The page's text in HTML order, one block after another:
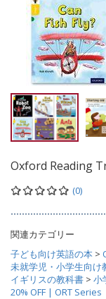
Oxford Reading
(0)
関連カテゴリー
子ども向け英語の本 >
未就学児・小学生向け
イギリスの教科書 > 小
20% OFF | ORT Series